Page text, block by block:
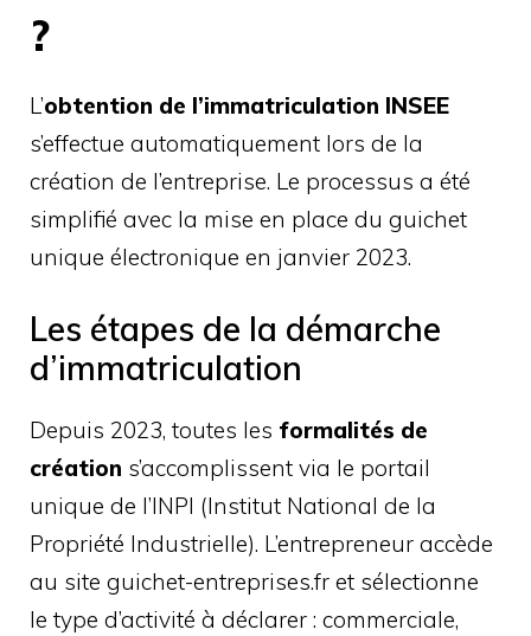
?
L’obtention de l’immatriculation INSEE
s’effectue automatiquement lors de la
création de l’entreprise. Le processus a été
simplifié avec la mise en place du guichet
unique électronique en janvier 2023.
Les étapes de la démarche
d’immatriculation
Depuis 2023, toutes les formalités de
création s’accomplissent via le portail
unique de l’INPI (Institut National de la
Propriété Industrielle). L’entrepreneur accède
au site guichet-entreprises.fr et sélectionne
le type d’activité à déclarer : commerciale,